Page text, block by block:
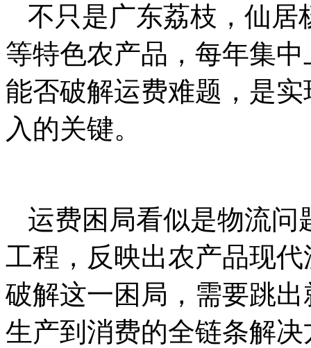
不只是广东荔枝，仙居
等特色农产品，每年集
能否破解运费难题，是
入的关键。
运费困局看似是物流问
工程，反映出农产品现
破解这一困局，需要跳
生产到消费的全链条解决